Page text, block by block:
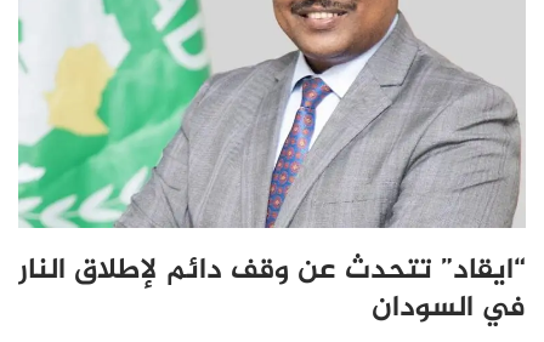
“ايقاد” تتحدث عن وقف دائم لإطلاق النار
في السودان